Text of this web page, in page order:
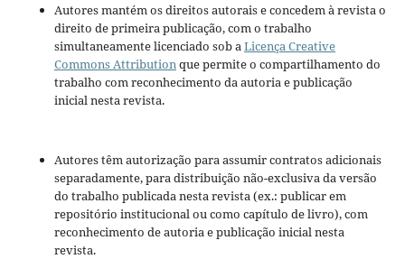
Autores mantém os direitos autorais e concedem à revista o
direito de primeira publicação, com o trabalho
simultaneamente licenciado sob a Licença Creative
Commons Attribution que permite o compartilhamento do
trabalho com reconhecimento da autoria e publicação
inicial nesta revista.
Autores têm autorização para assumir contratos adicionais
separadamente, para distribuição não-exclusiva da versão
do trabalho publicada nesta revista (ex.: publicar em
repositório institucional ou como capítulo de livro), com
reconhecimento de autoria e publicação inicial nesta
revista.